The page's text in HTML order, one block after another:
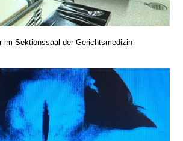
im Sektionssaal der Gerichtsmedizin